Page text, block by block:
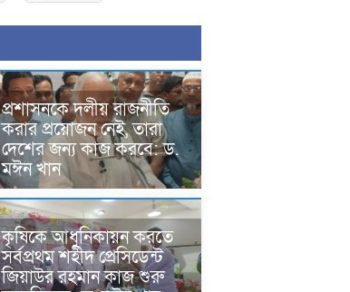
প্রশাসনকে দলীয় রাজনীতি
করার প্রয়োজন নেই, তারা
দেশের জন্য কাজ করবে: ড.
মঈন খান
কৃষিকে আধুনিকায়ন করতে
সর্বপ্রথম শহীদ প্রেসিডেন্ট
জিয়াউর রহমান কাজ শুরু